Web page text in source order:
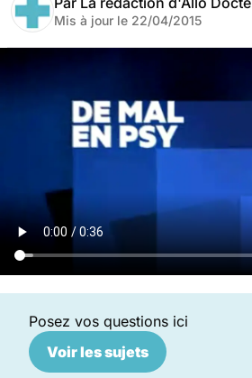
Mis à jour le 22/04/2015
Posez vos questions ici
Voir les sujets